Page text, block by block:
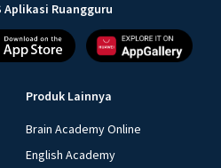
Aplikasi Ruangguru
Produk Lainnya
Brain Academy Online
English Academy